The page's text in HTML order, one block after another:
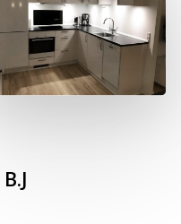
B.J